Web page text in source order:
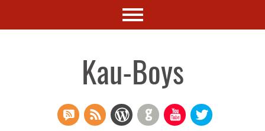
Kau-Boys
YouTube
GitHub
WordPress
RSS Feed
RSS Comments